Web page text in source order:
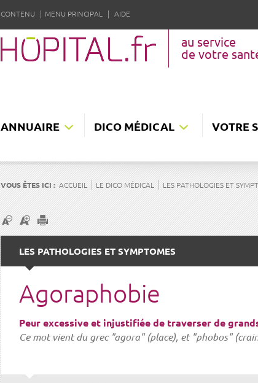
CONTENU MENU PRINCIPAL AIDE
au service
de votre
ANNUAIRE DICO MÉDICAL VOTRE
VOUS ÊTES ICI : ACCUEIL LE DICO MÉDICAL LES PATHOLOGIES ET
LES PATHOLOGIES ET SYMPTOMES
Agoraphobie
Peur excessive et injustifiée de traverser de
Ce mot vient du grec "agora" (place), et "phobos"